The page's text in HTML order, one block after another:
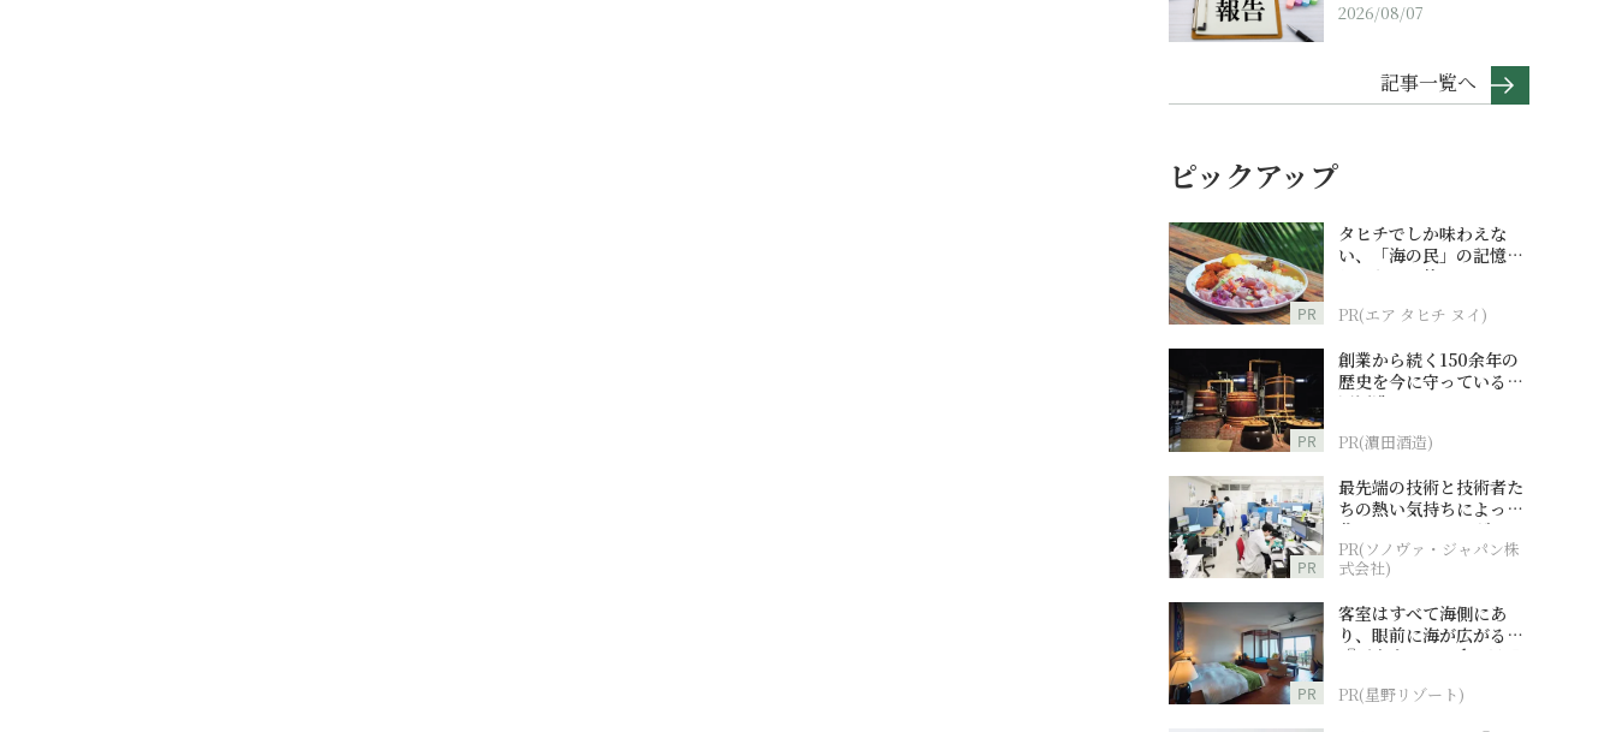
2026/08/07
記事一覧へ
ピックアップ
PR
タヒチでしか味わえな
い、「海の民」の記憶へ
とつながる旅
PR(エア タヒチ ヌイ)
PR
創業から続く150余年の
歴史を今に守っている濵
田酒造
PR(濵田酒造)
PR
最先端の技術と技術者た
ちの熱い気持ちによって
作られているオーダーメ
イド補聴器
PR(ソノヴァ・ジャパン株
式会社)
PR
客室はすべて海側にあ
り、眼前に海が広がる
『西表島ホテル by 星野
PR(星野リゾート)